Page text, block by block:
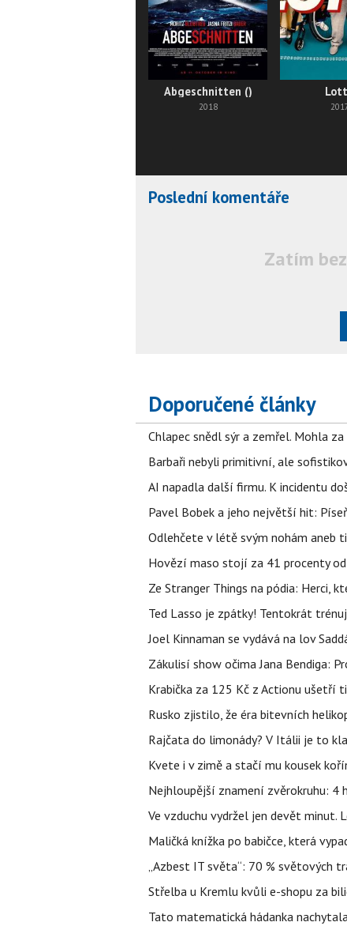
Abgeschnitten ()
2018
Poslední komentáře
Zatím
Doporučené články
Chlapec snědl sýr a zemřel. Mohla
Barbaři nebyli primitivní, ale
AI napadla další firmu. K incidentu
Pavel Bobek a jeho největší hit:
Odlehčete v létě svým nohám aneb
Hovězí maso stojí za 41 procenty
Ze Stranger Things na pódia: Herci,
Ted Lasso je zpátky! Tentokrát
Joel Kinnaman se vydává na lov
Zákulisí show očima Jana Bendiga:
Krabička za 125 Kč z Actionu ušetří
Rusko zjistilo, že éra bitevních
Rajčata do limonády? V Itálii je to
Kvete i v zimě a stačí mu kousek
Nejhloupější znamení zvěrokruhu: 4
Ve vzduchu vydržel jen devět
Maličká knížka po babičce, která
„Azbest IT světa“: 70 % světových
Střelba u Kremlu kvůli e-shopu za
Tato matematická hádanka